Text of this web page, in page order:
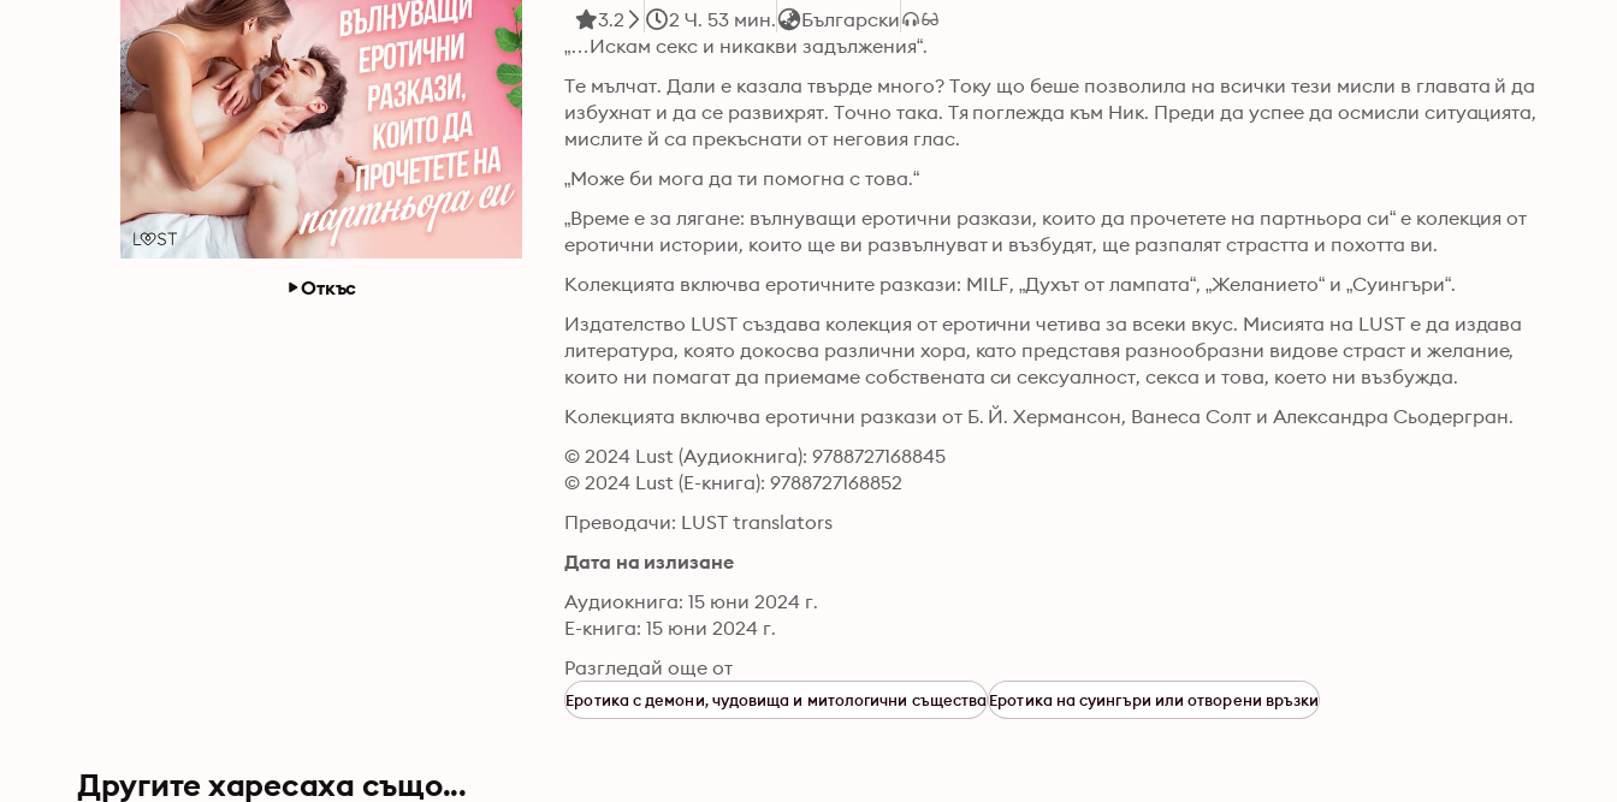
Откъс
3.2 2 Ч. 53 мин. Български
Те мълчат. Дали е казала твърде много? Току що беше позволила на всички тези мисли в главата й да
избухнат и да се развихрят. Точно така. Тя поглежда към Ник. Преди да успее да осмисли ситуацията,
„Може би мога да ти помогна с това.“
„Време е за лягане: вълнуващи еротични разкази, които да прочетете на партньора си“ е колекция от
Колекцията включва еротичните разкази: MILF, „Духът от лампата“, „Желанието“ и „Суингъри“.
Издателство LUST създава колекция от еротични четива за всеки вкус. Мисията на LUST e да издава
литература, която докосва различни хора, като представя разнообразни видове страст и желание,
Колекцията включва еротични разкази от Б. Й. Хермансон, Ванеса Солт и Александра Сьодергран.
© 2024 Lust (Аудиокнига): 9788727168845
© 2024 Lust (Е-книга): 9788727168852
Преводачи: LUST translators
Дата на излизане
Аудиокнига: 15 юни 2024 г.
Е-книга: 15 юни 2024 г.
Разгледай още от
Еротика с демони, чудовища и митологични съществаЕротика на суингъри или отворени връзки
Другите харесаха също...